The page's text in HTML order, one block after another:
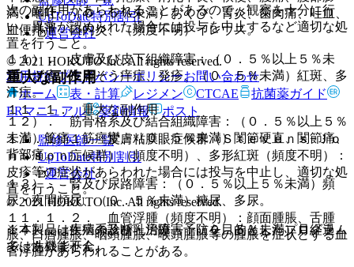
満、嘔吐、（０．５％未満）おくび、胃炎、歯肉痛、吐血、
血便排泄、口内炎、（頻度不明）イレウス。
１１）． 皮膚及び皮下組織障害：（０．５％以上５％未
満）ざ瘡、皮膚そう痒症、発疹、（０．５％未満）紅斑、多
汗症。
１２）． 筋骨格系及び結合組織障害：（０．５％以上５％
未満）筋痛、筋痙攣、（０．５％未満）関節硬直、関節痛、
背部痛。
１３）． 腎及び尿路障害：（０．５％以上５％未満）頻
尿・夜間頻尿、（０．５％未満）糖尿、多尿。
１４）． 生殖系及び乳房障害：（０．５％未満）月経過
多、性機能不全。
次の副作用があらわれることがあるので、観察を十分に行
い、異常が認められた場合には投与を中止するなど適切な処
置を行うこと。
重大な副作用
１１．１． 重大な副作用
１１．１．１． 皮膚粘膜眼症候群（Ｓｔｅｖｅｎｓ−Ｊｏ
ｈｎｓｏｎ症候群）（頻度不明）、多形紅斑（頻度不明）：
皮疹等の症状があらわれた場合には投与を中止し、適切な処
置を行うこと。
１１．１．２． 血管浮腫（頻度不明）：顔面腫脹、舌腫
脹、口唇腫脹、咽頭腫脹、喉頭腫脹等の腫脹を症状とする血
管浮腫があらわれることがある。
UpToDate特別割引
運営会社
© 2021 HOKUTO Inc. All rights reserved.
利用規約プライバシーポリシーお問い合わせ
ホーム
表・計算 レジメン CTCAE
抗菌薬ガイド
ERマニュアル
薬剤情報 ポスト
監修医師一覧
UpToDate特別割引
運営会社
© 2021 HOKUTO Inc. All rights reserved.
※本製品は疾病の診断・治療・予防を目的としたプログラム
ではありません。